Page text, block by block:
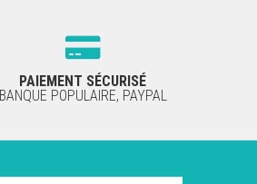
PAIEMENT SÉCURISÉ
BANQUE POPULAIRE, PAYPAL